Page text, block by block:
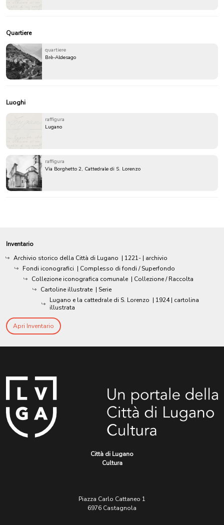
Quartiere
quartiere
Brè-Aldesago
Luoghi
raffigura
Lugano
raffigura
Via Borghetto 2, Cattedrale di S. Lorenzo
Inventario
Archivio storico della Città di Lugano | 1221- | archivio
Fondi iconografici | Complesso di fondi / Superfondo
Collezione iconografica comunale | Collezione / Raccolta
Cartoline illustrate | Serie
Lugano e la cattedrale di S. Lorenzo | 1924 | cartolina
illustrata
Apri Inventario
Città di Lugano
Cultura
Piazza Carlo Cattaneo 1
6976 Castagnola